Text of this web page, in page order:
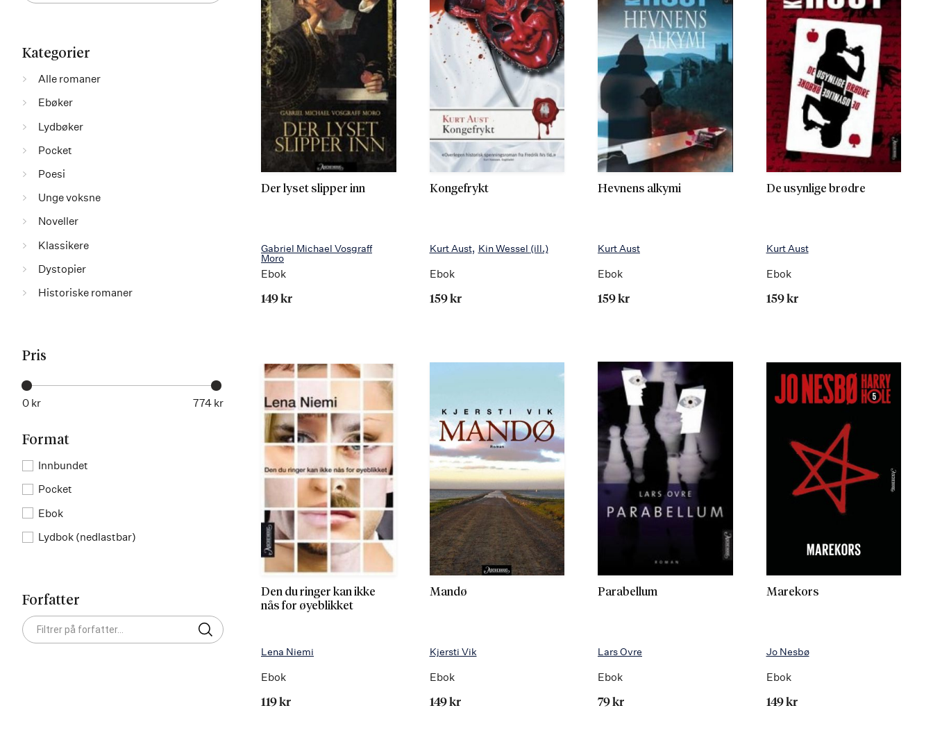
Filtrer
Filter
Kategorier
Alle romaner
Ebøker
Lydbøker
Pocket
Poesi
Unge voksne
Noveller
Klassikere
Dystopier
Historiske romaner
Pris
0 kr 774 kr
Format
Innbundet
Pocket
Ebok
Lydbok (nedlastbar)
Forfatter
Der lyset slipper inn
Gabriel Michael Vosgraff
Moro
Ebok
149 kr
Kongefrykt
Kurt Aust Kin Wessel (ill.)
Ebok
159 kr
Hevnens alkymi
Kurt Aust
Ebok
159 kr
De usynlige brødre
Kurt Aust
Ebok
159 kr
Den du ringer kan ikke
nås for øyeblikket
Lena Niemi
Ebok
119 kr
Mandø
Kjersti Vik
Ebok
149 kr
Parabellum
Lars Ovre
Ebok
79 kr
Marekors
Jo Nesbø
Ebok
149 kr